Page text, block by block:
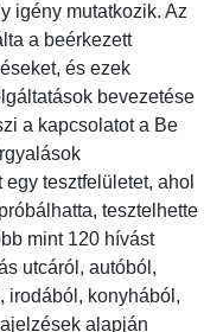
igény mutatkozik. Az
a beérkezett
és ezek
bevezetése
a kapcsolatot a Be
tesztfelületet, ahol
tesztelhette
mint 120 hívást
utcáról, autóból,
irodából, konyhából,
alapján